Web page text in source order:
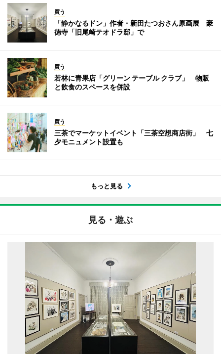
買う
「静かなるドン」作者・新田たつおさん原画展 豪
徳寺「旧尾崎テオドラ邸」で
買う
若林に青果店「グリーン テーブル クラブ」 物販
と飲食のスペースを併設
買う
三茶でマーケットイベント「三茶空想商店街」 七
夕モニュメント設置も
もっと見る
見る・遊ぶ